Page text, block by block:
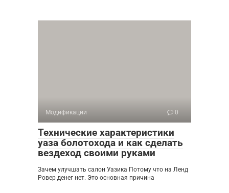
Модификации 0
Технические характеристики
уаза болотохода и как сделать
вездеход своими руками
Зачем улучшать салон Уазика Потому что на Ленд
Ровер денег нет. Это основная причина